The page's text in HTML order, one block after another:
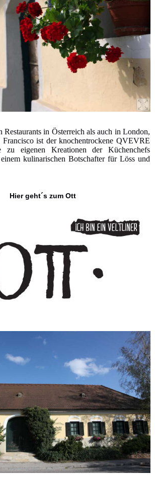
Restaurants in Österreich als auch in London,
ist der knochentrockene QVEVRE
zu eigenen Kreationen der Küchenchefs
kulinarischen Botschafter für Löss und
Hier geht´s zum Ott